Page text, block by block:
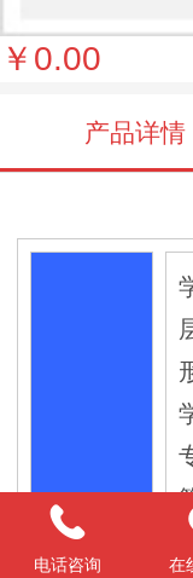
￥0.00
产品详情
电话咨询 在